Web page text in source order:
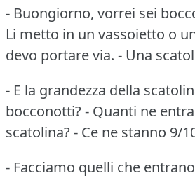
- Buongiorno, vorrei sei
Li metto in un vassoietto o
devo portare via. - Una
- E la grandezza della
bocconotti? - Quanti ne
scatolina? - Ce ne stanno 9/
- Facciamo quelli che